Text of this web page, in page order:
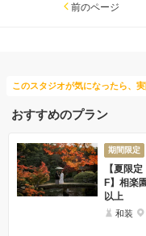
前のページ
このスタジオが気になったら、
おすすめのプラン
期間限定
【夏限
F】相楽
以上
和装